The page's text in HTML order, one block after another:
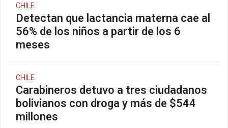
CHILE
Detectan que lactancia materna cae al
56% de los niños a partir de los 6
meses
CHILE
Carabineros detuvo a tres ciudadanos
bolivianos con droga y más de $544
millones